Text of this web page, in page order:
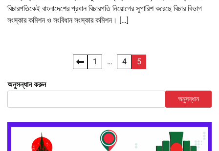
বিচারপতিকেই বাংলাদেশের প্রধান বিচারপতি নিয়োগের সুপারিশ করেছে বিচার বিভাগ
সংস্কার কমিশন ও সংবিধান সংস্কার কমিশন। […]
pagination
1 … 4 5
অনুসন্ধান করুন
অনুসন্ধান